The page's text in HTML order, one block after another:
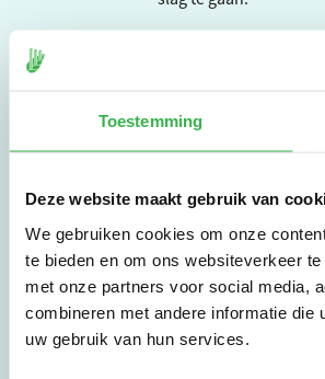
Toestemming
Deze website maakt gebruik van
We gebruiken cookies om onze
te bieden en om ons websiteverkeer
met onze partners voor social media,
combineren met andere informatie
uw gebruik van hun services.
Stichting Stimular.
duurzaamheid naar
praktische
werkwijzen voor
bedrijven,
brancheverenigingen,
overheden en